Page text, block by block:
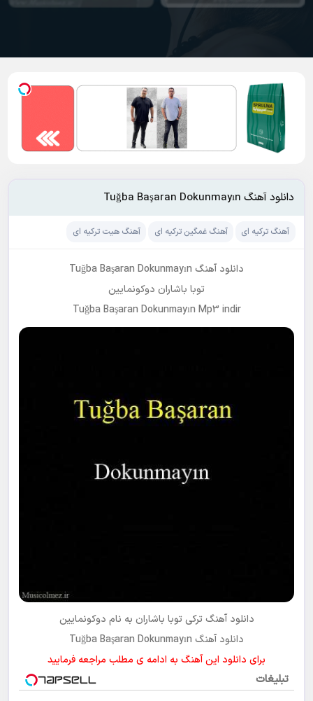
دانلود آهنگ Tuğba Başaran Dokunmayın
آهنگ ترکیه ای آهنگ غمگین ترکیه ای آهنگ هیت ترکیه ای
دانلود آهنگ Tuğba Başaran Dokunmayın
توبا باشاران دوکونمایین
Tuğba Başaran Dokunmayın Mp3 indir
دانلود آهنگ ترکیتوبا باشاران به نام دوکونمایین
دانلود آهنگ Tuğba Başaran Dokunmayın
برای دانلود این آهنگ به ادامه ی مطلب مراجعه فرمایید
تبلیغات